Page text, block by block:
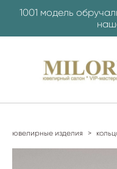
1001 модель
ювелирные изделия >